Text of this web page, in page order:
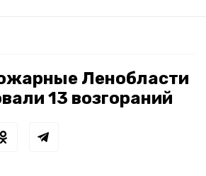
Ленобласти
13 возгораний